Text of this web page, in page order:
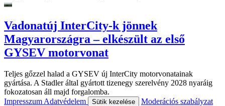
Vadonatúj InterCity-k jönnek
Magyarországra – elkészült az első
GYSEV motorvonat
Teljes gőzzel halad a GYSEV új InterCity motorvonatainak
gyártása. A Stadler által gyártott tizenegy szerelvény 2028 nyaráig
fokozatosan áll majd forgalomba.
Impresszum Adatvédelem Sütik kezelése
Moderációs szabályzat